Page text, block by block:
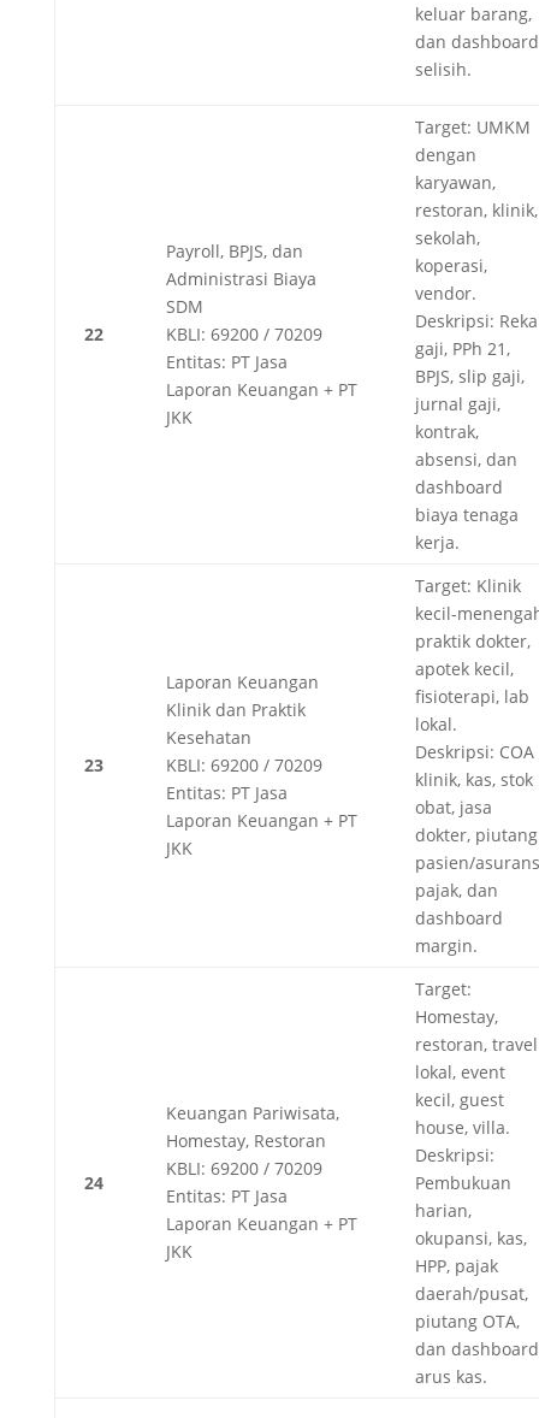
keluar barang,
dan dashboard
selisih.
22
Payroll, BPJS, dan
Administrasi Biaya
SDM
KBLI: 69200 / 70209
Entitas: PT Jasa
Laporan Keuangan + PT
JKK
Target: UMKM
dengan
karyawan,
restoran, klinik,
sekolah,
koperasi,
vendor.
Deskripsi:
gaji, PPh 21,
BPJS, slip gaji,
jurnal gaji,
kontrak,
absensi, dan
dashboard
biaya tenaga
kerja.
23
Laporan Keuangan
Klinik dan Praktik
Kesehatan
KBLI: 69200 / 70209
Entitas: PT Jasa
Laporan Keuangan + PT
JKK
Target: Klinik
kecil-
praktik dokter,
apotek kecil,
fisioterapi, lab
lokal.
Deskripsi: COA
klinik, kas, stok
obat, jasa
dokter, piutang
pasien/
pajak, dan
dashboard
margin.
24
Keuangan Pariwisata,
Homestay, Restoran
KBLI: 69200 / 70209
Entitas: PT Jasa
Laporan Keuangan + PT
JKK
Target:
Homestay,
restoran, travel
lokal, event
kecil, guest
house, villa.
Deskripsi:
Pembukuan
harian,
okupansi, kas,
HPP, pajak
daerah/pusat,
piutang OTA,
dan dashboard
arus kas.